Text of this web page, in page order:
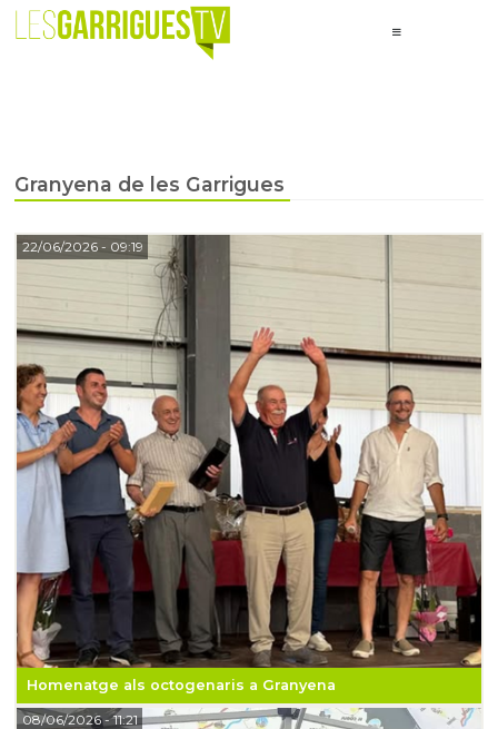
Granyena de les Garrigues
Homenatge als octogenaris a Granyena
22/06/2026- 09:19
08/06/2026- 11:21